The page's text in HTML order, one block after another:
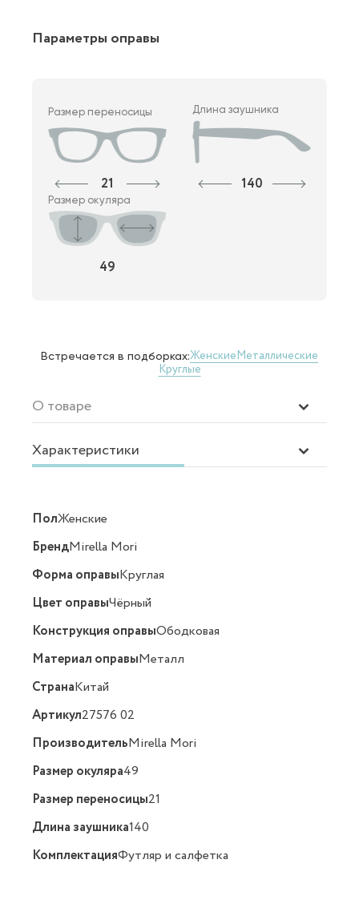
Параметры оправы
Размер переносицы
21
Длина заушника
140
Размер окуляра
49
Встречается в подборках:ЖенскиеМеталлические
Круглые
О товаре
Характеристики
ПолЖенские
БрендMirella Mori
Форма оправыКруглая
Цвет оправыЧёрный
Конструкция оправыОбодковая
Материал оправыМеталл
СтранаКитай
Артикул27576 02
ПроизводительMirella Mori
Размер окуляра49
Размер переносицы21
Длина заушника140
КомплектацияФутляр и салфетка